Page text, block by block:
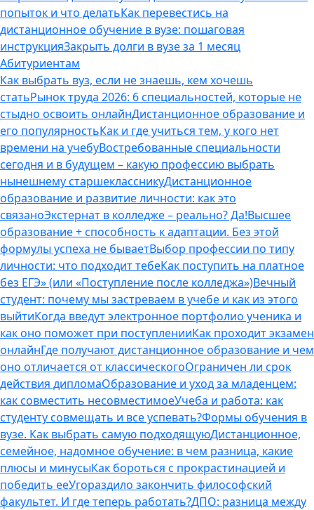
попыток и что делатьКак перевестись на
дистанционное обучение в вузе: пошаговая
инструкцияЗакрыть долги в вузе за 1 месяц
Абитуриентам
Как выбрать вуз, если не знаешь, кем хочешь
статьРынок труда 2026: 6 специальностей, которые не
стыдно освоить онлайнДистанционное образование и
его популярностьКак и где учиться тем, у кого нет
времени на учебуВостребованные специальности
сегодня и в будущем – какую профессию выбрать
нынешнему старшеклассникуДистанционное
образование и развитие личности: как это
связаноЭкстернат в колледже – реально? Да!Высшее
образование + способность к адаптации. Без этой
формулы успеха не бываетВыбор профессии по типу
личности: что подходит тебеКак поступить на платное
без ЕГЭ» (или «Поступление после колледжа»)Вечный
студент: почему мы застреваем в учебе и как из этого
выйтиКогда введут электронное портфолио ученика и
как оно поможет при поступленииКак проходит экзамен
онлайнГде получают дистанционное образование и чем
оно отличается от классическогоОграничен ли срок
действия дипломаОбразование и уход за младенцем:
как совместить несовместимоеУчеба и работа: как
студенту совмещать и все успевать?Формы обучения в
вузе. Как выбрать самую подходящуюДистанционное,
семейное, надомное обучение: в чем разница, какие
плюсы и минусыКак бороться с прокрастинацией и
победить ееУгораздило закончить философский
факультет. И где теперь работать?ДПО: разница между